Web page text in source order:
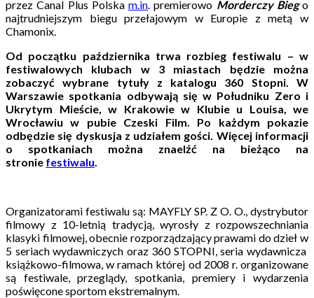
przez Canal Plus Polska m.in. premierowo Morderczy Biego
najtrudniejszym biegu przełajowym w Europie z metą w
Chamonix.
Od początku października trwa rozbieg festiwalu – w
festiwalowych klubach w 3 miastach będzie można
zobaczyć wybrane tytuły z katalogu 360 Stopni. W
Warszawie spotkania odbywają się w Południku Zero i
Ukrytym Mieście, w Krakowie w Klubie u Louisa, we
Wrocławiu w pubie Czeski Film. Po każdym pokazie
odbędzie się dyskusja z udziałem gości. Więcej informacji
o spotkaniach można znaelźć na bieżąco na
stronie festiwalu.
Organizatorami festiwalu są: MAYFLY SP. Z O. O., dystrybutor
filmowy z 10-letnią tradycją, wyrosły z rozpowszechniania
klasyki filmowej, obecnie rozporządzający prawami do dzieł w
5 seriach wydawniczych oraz 360 STOPNI, seria wydawnicza
książkowo-filmowa, w ramach której od 2008 r. organizowane
są festiwale, przeglądy, spotkania, premiery i wydarzenia
poświęcone sportom ekstremalnym.